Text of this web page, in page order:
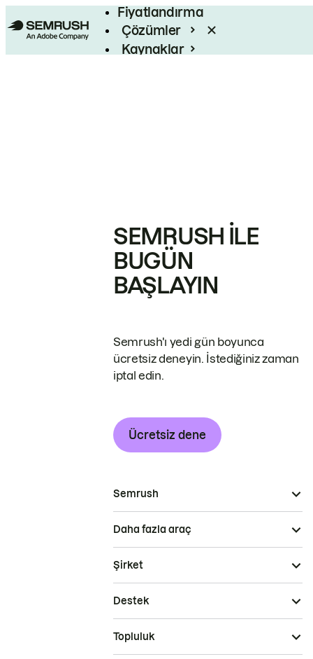
Fiyatlandırma
Çözümler
Kaynaklar
SEMRUSH ILE
BUGÜN
BAŞLAYIN
Semrush'ı yedi gün boyunca
ücretsiz deneyin. İstediğiniz zaman
iptal edin.
Ücretsiz dene
Semrush
Daha fazla araç
Şirket
Destek
Topluluk